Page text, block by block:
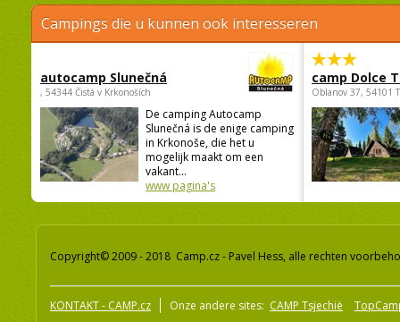
Campings die u kunnen ook interesseren
autocamp Slunečná
, 54344 Čistá v Krkonoších
De camping Autocamp
Slunečná is de enige camping
in Krkonoše, die het u
mogelijk maakt om een
vakant...
www pagina's
camp Dolce
Oblanov 37, 54101
Copyright© 2009 - 2018 Camp.cz - Pavel Hess, alle rechten
KONTAKT - CAMP.cz Onze andere sites: CAMP Tsjechië